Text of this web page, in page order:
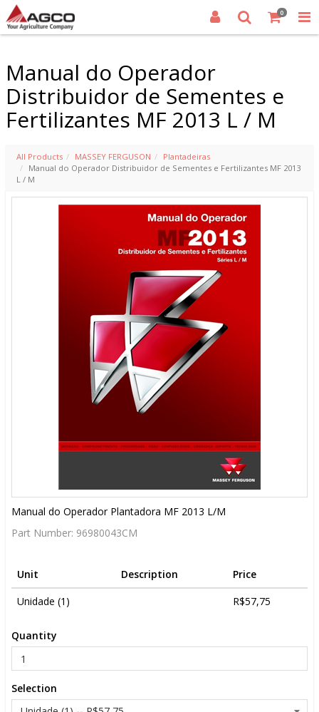
0
Manual do Operador
Distribuidor de Sementes e
Fertilizantes MF 2013 L / M
All Products MASSEY FERGUSON
Plantadeiras
Manual do Operador Distribuidor de Sementes e Fertilizantes MF 2013
L / M
Manual do Operador Plantadora MF 2013 L/M
Part Number: 96980043CM
Unit Description
Price
Unidade (1)
R$57,75
Quantity
Selection